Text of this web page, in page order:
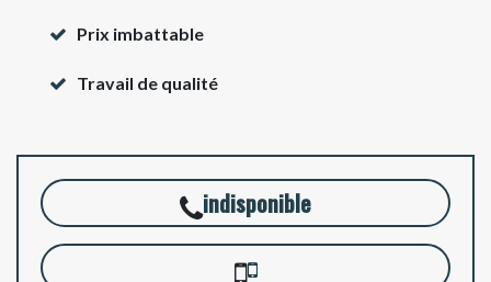
Prix imbattable
Travail de qualité
indisponible